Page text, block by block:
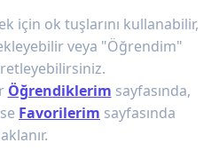
için ok tuşlarını kullanabilir,
veya "Öğrendim"
Öğrendiklerim sayfasında,
Favorilerim sayfasında